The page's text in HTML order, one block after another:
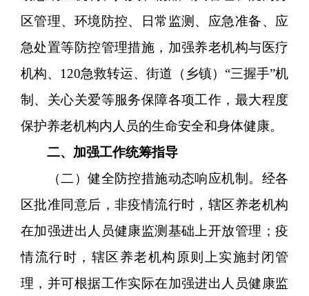
区管理、环境防控、日常监测、应急准备、应
急处置等防控管理措施，加强养老机构与医疗
机构、120急救转运、街道（乡镇）“三握手”机
制、关心关爱等服务保障各项工作，最大程度
保护养老机构内人员的生命安全和身体健康。
二、加强工作统筹指导
（二）健全防控措施动态响应机制。经各
区批准同意后，非疫情流行时，辖区养老机构
在加强进出人员健康监测基础上开放管理；疫
情流行时，辖区养老机构原则上实施封闭管
理，并可根据工作实际在加强进出人员健康监